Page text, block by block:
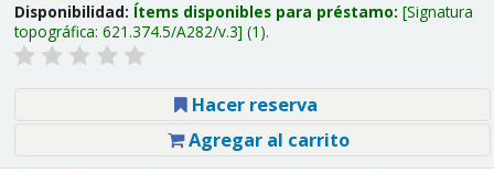
Disponibilidad: Ítems disponibles para préstamo: Signatura
topográfica: 621.374.5/A282/v.3 (1).
Hacer reserva
Agregar al carrito